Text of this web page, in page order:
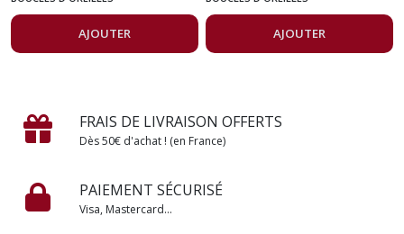
AJOUTER AJOUTER
FRAIS DE LIVRAISON OFFERTS
Dès 50€ d'achat ! (en France)
PAIEMENT SÉCURISÉ
Visa, Mastercard...